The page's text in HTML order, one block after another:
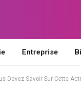
Entreprise
Devez Savoir Sur Cette